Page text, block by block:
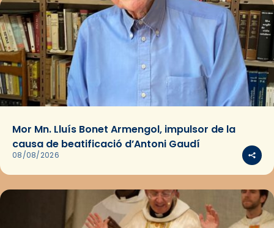
Mor Mn. Lluís Bonet Armengol, impulsor de la
causa de beatificació d’Antoni Gaudí
08/08/2026